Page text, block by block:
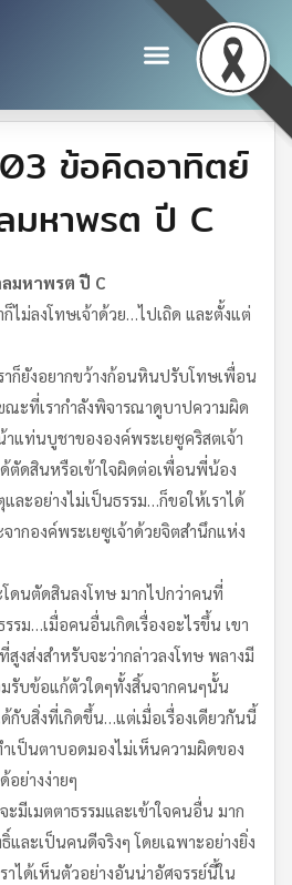
ข้อคิดอาทิตย์
มหาพรต ปี C
มหาพรต ปี C
ไม่ลงโทษเจ้าด้วย…ไปเถิด และตั้งแต่
าก็ยังอยากขว้างก้อนหินปรับโทษเพื่อน
ะที่เรากำลังพิจารณาดูบาปความผิด
แท่นบูชาขององค์พระเยซูคริสตเจ้า
ด้ตัดสินหรือเข้าใจผิดต่อเพื่อนพี่น้อง
และอย่างไม่เป็นธรรม…ก็ขอให้เราได้
ากองค์พระเยซูเจ้าด้วยจิตสำนึกแห่ง
โดนตัดสินลงโทษ มากไปกว่าคนที่
รม…เมื่อคนอื่นเกิดเรื่องอะไรขึ้น เขา
งส่งสำหรับจะว่ากล่าวลงโทษ พลางมี
มรับข้อแก้ตัวใดๆทั้งสิ้นจากคนๆนั้น
กับสิ่งที่เกิดขึ้น…แต่เมื่อเรื่องเดียวกันนี้
ำเป็นตาบอดมองไม่เห็นความผิดของ
อย่างง่ายๆ
มีเมตตาธรรมและเข้าใจคนอื่น มาก
ละเป็นคนดีจริงๆ โดยเฉพาะอย่างยิ่ง
าได้เห็นตัวอย่างอันน่าอัศจรรย์นี้ใน